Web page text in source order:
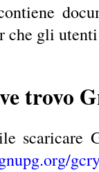
che gli
trovo
scaricare